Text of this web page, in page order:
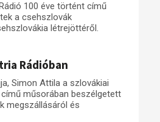
100 éve történt című
a csehszlovák
létrejöttéről.
Rádióban
Simon Attila a szlovákiai
műsorában beszélgetett
megszállásáról és